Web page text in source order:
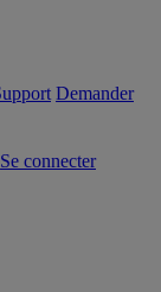
Demander
Se connecter